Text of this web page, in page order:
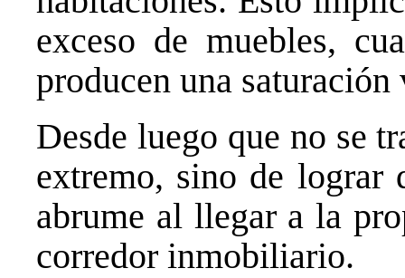
exceso de muebles,
producen una saturación
Desde luego que no se
extremo, sino de lograr
abrume al llegar a la
corredor inmobiliario.